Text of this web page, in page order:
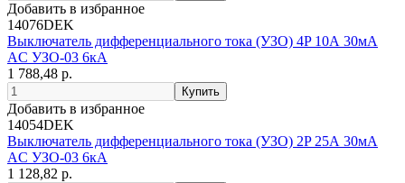
Добавить в избранное
14076DEK
Выключатель дифференциального тока (УЗО) 4P 10А 30мА
AC УЗО-03 6кА
1 788,48 р.
Добавить в избранное
14054DEK
Выключатель дифференциального тока (УЗО) 2P 25А 30мА
AC УЗО-03 6кА
1 128,82 р.